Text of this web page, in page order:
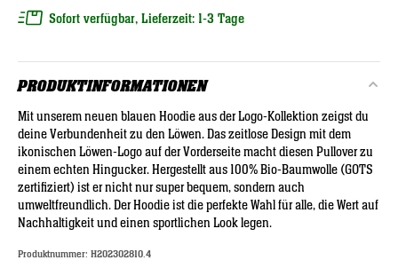
Sofort verfügbar, Lieferzeit: 1-3 Tage
PRODUKTINFORMATIONEN
Mit unserem neuen blauen Hoodie aus der Logo-Kollektion zeigst du
deine Verbundenheit zu den Löwen. Das zeitlose Design mit dem
ikonischen Löwen-Logo auf der Vorderseite macht diesen Pullover zu
einem echten Hingucker. Hergestellt aus 100% Bio-Baumwolle (GOTS
zertifiziert) ist er nicht nur super bequem, sondern auch
umweltfreundlich. Der Hoodie ist die perfekte Wahl für alle, die Wert auf
Nachhaltigkeit und einen sportlichen Look legen.
Produktnummer: H202302810.4